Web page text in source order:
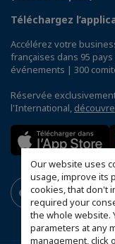
Our website uses
usage, improve its
cookies, that don't
required your
the whole website.
parameters at any
management,click
Téléchargez
Accélérez votre
françaises dans 95
événements | 300
Réservée
l'International,